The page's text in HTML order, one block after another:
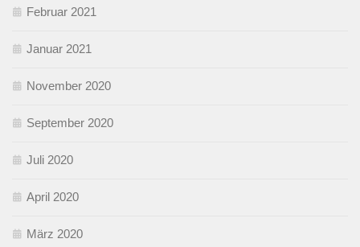
Februar 2021
Januar 2021
November 2020
September 2020
Juli 2020
April 2020
März 2020